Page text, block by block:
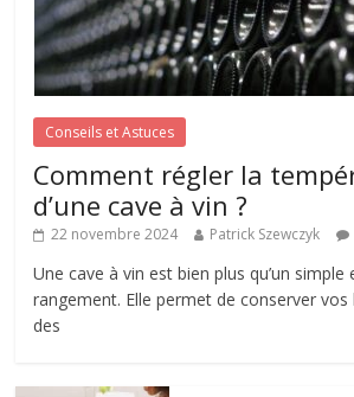
Conseils et Astuces
Comment régler la
d’une cave à vin ?
22 novembre 2024 Patrick Szewczyk
Une cave à vin est bien plus qu’un simple
rangement. Elle permet de conserver vos
des